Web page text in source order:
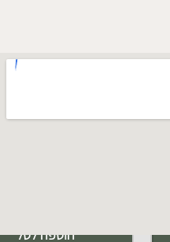
הוספה לסל